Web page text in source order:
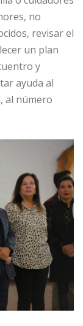
no
revisar el
un plan
y
ayuda al
al número